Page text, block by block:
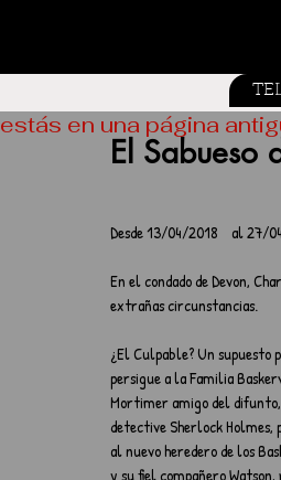
El Sabueso
Desde 13/04/2018    al 27/
En el condado de Devon,
extrañas circunstancias.
¿El Culpable? Un supuesto
persigue a la Familia
Mortimer amigo del difunto,
detective Sherlock Holmes,
al nuevo heredero de los
y su fiel compañero
estás en una página